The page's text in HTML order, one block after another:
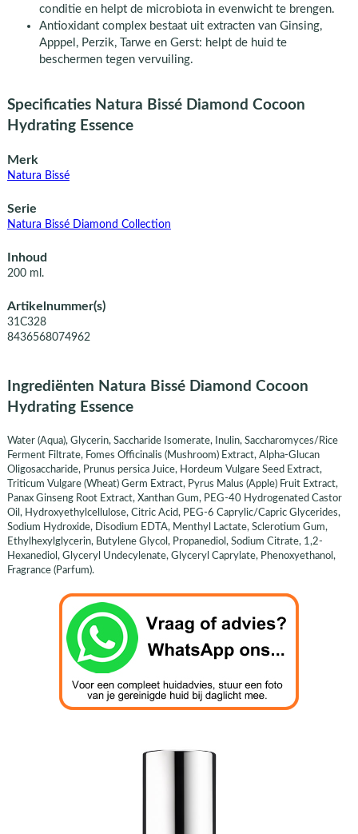
conditie en helpt de microbiota in evenwicht te brengen.
Antioxidant complex bestaat uit extracten van Ginsing,
Apppel, Perzik, Tarwe en Gerst: helpt de huid te
beschermen tegen vervuiling.
Specificaties Natura Bissé Diamond Cocoon
Hydrating Essence
Merk
Natura Bissé
Serie
Natura Bissé Diamond Collection
Inhoud
200 ml.
Artikelnummer(s)
31C328
8436568074962
Ingrediënten Natura Bissé Diamond Cocoon
Hydrating Essence
Water (Aqua), Glycerin, Saccharide Isomerate, Inulin, Saccharomyces/Rice
Ferment Filtrate, Fomes Officinalis (Mushroom) Extract, Alpha-Glucan
Oligosaccharide, Prunus persica Juice, Hordeum Vulgare Seed Extract,
Triticum Vulgare (Wheat) Germ Extract, Pyrus Malus (Apple) Fruit Extract,
Panax Ginseng Root Extract, Xanthan Gum, PEG-40 Hydrogenated Castor
Oil, Hydroxyethylcellulose, Citric Acid, PEG-6 Caprylic/Capric Glycerides,
Sodium Hydroxide, Disodium EDTA, Menthyl Lactate, Sclerotium Gum,
Ethylhexylglycerin, Butylene Glycol, Propanediol, Sodium Citrate, 1,2-
Hexanediol, Glyceryl Undecylenate, Glyceryl Caprylate, Phenoxyethanol,
Fragrance (Parfum).